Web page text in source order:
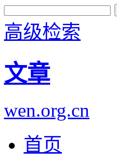
高级检索
文章
wen.org.cn
首页